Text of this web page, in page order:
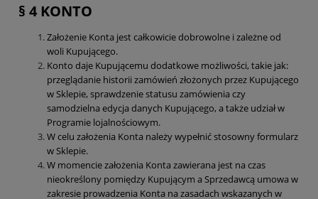
§ 4 KONTO
Założenie Konta jest całkowicie dobrowolne i zależne od
woli Kupującego.
Konto daje Kupującemu dodatkowe możliwości, takie jak:
przeglądanie historii zamówień złożonych przez Kupującego
w Sklepie, sprawdzenie statusu zamówienia czy
samodzielna edycja danych Kupującego, a także udział w
Programie lojalnościowym.
W celu założenia Konta należy wypełnić stosowny formularz
w Sklepie.
W momencie założenia Konta zawierana jest na czas
nieokreślony pomiędzy Kupującym a Sprzedawcą umowa w
zakresie prowadzenia Konta na zasadach wskazanych w